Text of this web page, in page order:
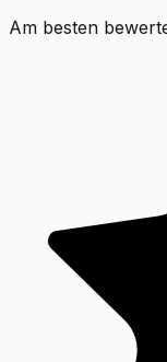
Am besten